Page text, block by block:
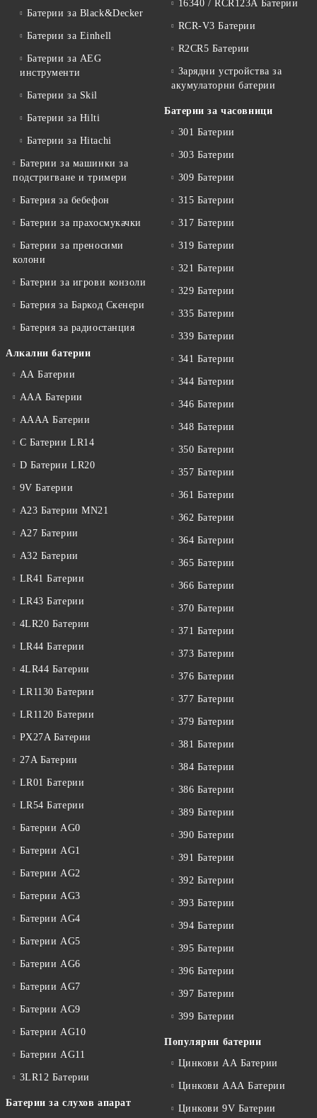
Батерии за Black&Decker
Батерии за Einhell
Батерии за AEG
инструменти
Батерии за Skil
Батерии за Hilti
Батерии за Hitachi
Батерии за машинки за
подстригване и тримери
Батерия за бебефон
Батерии за прахосмукачки
Батерии за преносими
колони
Батерии за игрови конзоли
Батерия за Баркод Скенери
Батерия за радиостанция
Алкални батерии
АА Батерии
ААА Батерии
АААА Батерии
C Батерии LR14
D Батерии LR20
9V Батерии
A23 Батерии MN21
A27 Батерии
A32 Батерии
LR41 Батерии
LR43 Батерии
4LR20 Батерии
LR44 Батерии
4LR44 Батерии
LR1130 Батерии
LR1120 Батерии
PX27A Батерии
27A Батерии
LR01 Батерии
LR54 Батерии
Батерии AG0
Батерии AG1
Батерии AG2
Батерии AG3
Батерии AG4
Батерии AG5
Батерии AG6
Батерии AG7
Батерии AG9
Батерии AG10
Батерии AG11
3LR12 Батерии
Батерии за слухов апарат
16340 / RCR123A Батерии
RCR-V3 Батерии
R2CR5 Батерии
Зарядни устройства за
акумулаторни батерии
Батерии за часовници
301 Батерии
303 Батерии
309 Батерии
315 Батерии
317 Батерии
319 Батерии
321 Батерии
329 Батерии
335 Батерии
339 Батерии
341 Батерии
344 Батерии
346 Батерии
348 Батерии
350 Батерии
357 Батерии
361 Батерии
362 Батерии
364 Батерии
365 Батерии
366 Батерии
370 Батерии
371 Батерии
373 Батерии
376 Батерии
377 Батерии
379 Батерии
381 Батерии
384 Батерии
386 Батерии
389 Батерии
390 Батерии
391 Батерии
392 Батерии
393 Батерии
394 Батерии
395 Батерии
396 Батерии
397 Батерии
399 Батерии
Популярни батерии
Цинкови АА Батерии
Цинкови ААА Батерии
Цинкови 9V Батерии